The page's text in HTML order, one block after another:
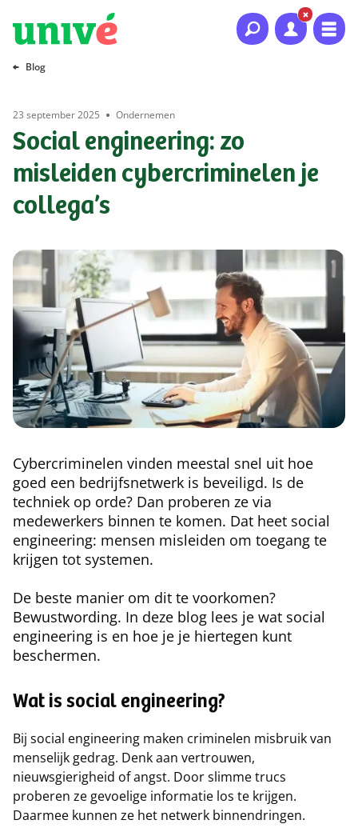
Naar hoofdinhoud
Naar hoofdnavigatie
Naar footer
Blog
23 september 2025 Ondernemen
Social engineering: zo
misleiden cybercriminelen je
collega’s
Cybercriminelen vinden meestal snel uit hoe
goed een bedrijfsnetwerk is beveiligd. Is de
techniek op orde? Dan proberen ze via
medewerkers binnen te komen. Dat heet social
engineering: mensen misleiden om toegang te
krijgen tot systemen.
De beste manier om dit te voorkomen?
Bewustwording. In deze blog lees je wat social
engineering is en hoe je je hiertegen kunt
beschermen.
Wat is social engineering?
Bij social engineering maken criminelen misbruik van
menselijk gedrag. Denk aan vertrouwen,
nieuwsgierigheid of angst. Door slimme trucs
proberen ze gevoelige informatie los te krijgen.
Daarmee kunnen ze het netwerk binnendringen.